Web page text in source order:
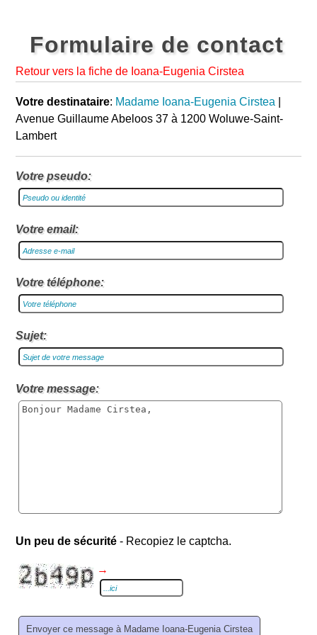
Formulaire de contact
Retour vers la fiche de Ioana-Eugenia Cirstea
Votre destinataire: Madame Ioana-Eugenia Cirstea
Avenue Guillaume Abeloos 37 à 1200 Woluwe-Saint-
Lambert
Votre pseudo:
Votre email:
Votre téléphone:
Sujet:
Votre message:
Un peu de sécurité - Recopiez le captcha.
→